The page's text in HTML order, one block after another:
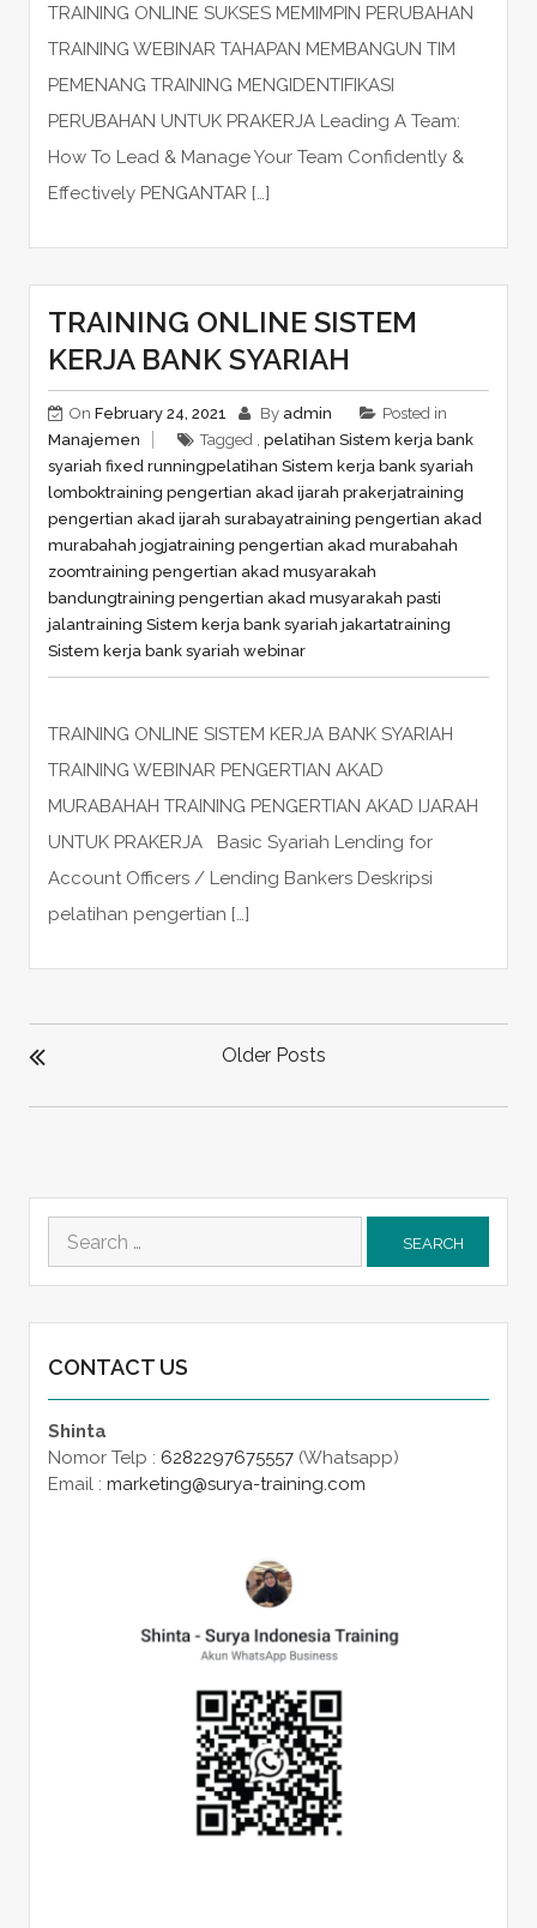
TRAINING ONLINE SUKSES MEMIMPIN PERUBAHAN
TRAINING WEBINAR TAHAPAN MEMBANGUN TIM
PEMENANG TRAINING MENGIDENTIFIKASI
PERUBAHAN UNTUK PRAKERJA Leading A Team:
How To Lead & Manage Your Team Confidently &
Effectively PENGANTAR […]
TRAINING ONLINE SISTEM
KERJA BANK SYARIAH
On February 24, 2021 By admin
Posted in
Manajemen
Tagged , pelatihan Sistem kerja bank
syariah fixed runningpelatihan Sistem kerja bank syariah
lomboktraining pengertian akad ijarah prakerjatraining
pengertian akad ijarah surabayatraining pengertian akad
murabahah jogjatraining pengertian akad murabahah
zoomtraining pengertian akad musyarakah
bandungtraining pengertian akad musyarakah pasti
jalantraining Sistem kerja bank syariah jakartatraining
Sistem kerja bank syariah webinar
TRAINING ONLINE SISTEM KERJA BANK SYARIAH
TRAINING WEBINAR PENGERTIAN AKAD
MURABAHAH TRAINING PENGERTIAN AKAD IJARAH
UNTUK PRAKERJA Basic Syariah Lending for
Account Officers / Lending Bankers Deskripsi
pelatihan pengertian […]
POSTS
NAVIGATION
Older Posts
for:
CONTACT US
Shinta
Nomor Telp : 6282297675557(Whatsapp)
Email : marketing@surya-training.com